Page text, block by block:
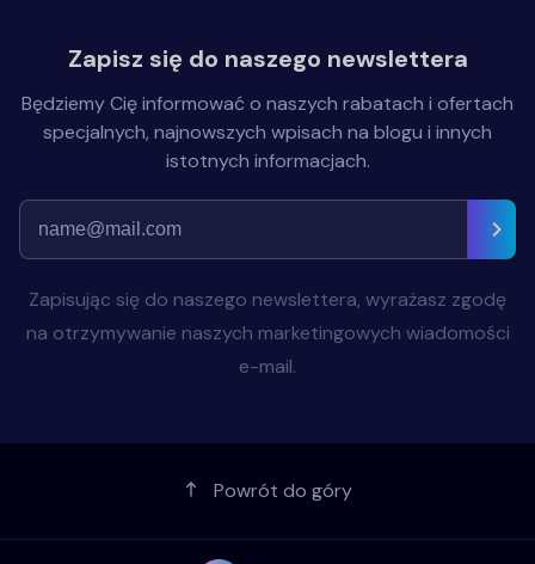
Zapisz się do naszego newslettera
Będziemy Cię informować o naszych rabatach i ofertach
specjalnych, najnowszych wpisach na blogu i innych
istotnych informacjach.
Zapisując się do naszego newslettera, wyrażasz zgodę
na otrzymywanie naszych marketingowych wiadomości
e-mail.
Powrót do góry